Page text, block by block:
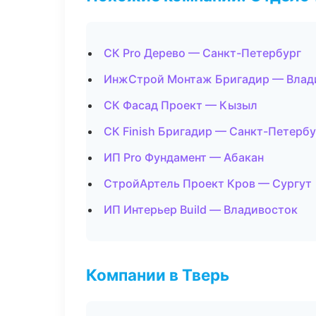
СК Pro Дерево — Санкт-Петербург
ИнжСтрой Монтаж Бригадир —
СК Фасад Проект — Кызыл
СК Finish Бригадир — Санкт-
ИП Pro Фундамент — Абакан
СтройАртель Проект Кров — Сургут
ИП Интерьер Build — Владивосток
Компании в Тверь